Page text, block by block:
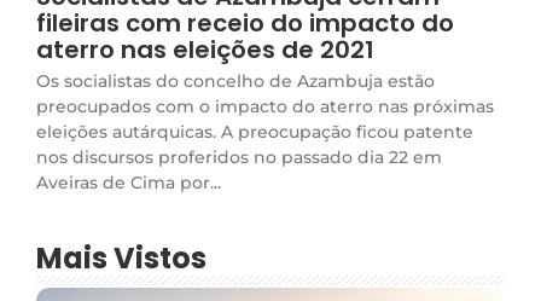
fileiras com receio do impacto do
aterro nas eleições de 2021
Os socialistas do concelho de Azambuja estão
preocupados com o impacto do aterro nas próximas
eleições autárquicas. A preocupação ficou patente
nos discursos proferidos no passado dia 22 em
Aveiras de Cima por...
Mais Vistos